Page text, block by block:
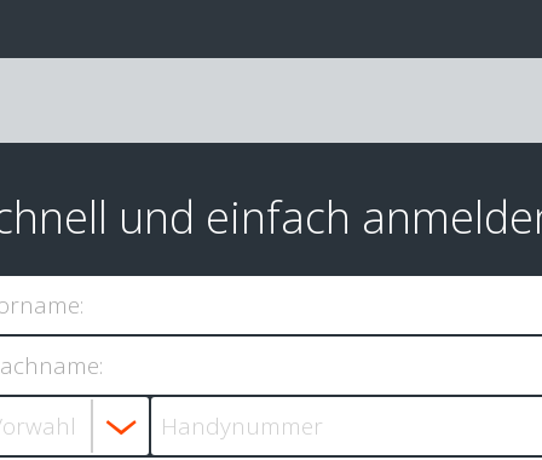
und einfach